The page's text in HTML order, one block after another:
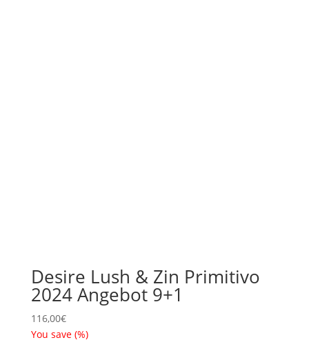
Desire Lush & Zin Primitivo
2024 Angebot 9+1
116,00€
You save (%)